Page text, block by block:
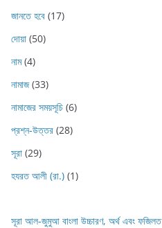
জানতে হবে (17)
দোয়া (50)
নাম(4)
নামাজ(33)
নামাজের সময়সূচি (6)
প্রশ্ন-উত্তর (28)
সূরা (29)
হযরত আলী (রা.) (1)
সূরা আল-জুমুআ বাংলা উচ্চারণ, অর্থ এবং ফজিলত